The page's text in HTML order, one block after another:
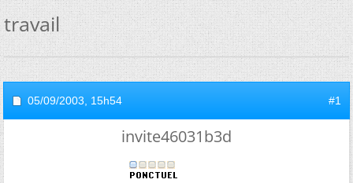
travail
05/09/2003, 15h54 #1
invite46031b3d